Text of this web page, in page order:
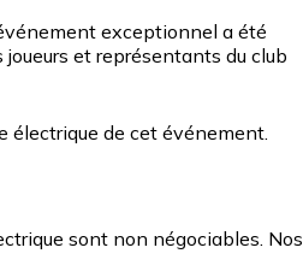
exceptionnel a été
et représentants du club
électrique de cet événement.
sont non négociables. Nos